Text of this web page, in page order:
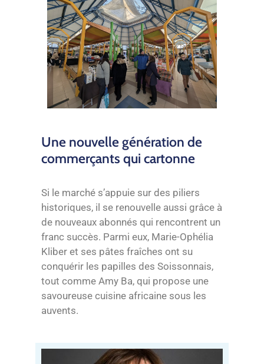
Une nouvelle génération de
commerçants qui cartonne
Si le marché s’appuie sur des piliers
historiques, il se renouvelle aussi grâce à
de nouveaux abonnés qui rencontrent un
franc succès. Parmi eux, Marie-Ophélia
Kliber et ses pâtes fraîches ont su
conquérir les papilles des Soissonnais,
tout comme Amy Ba, qui propose une
savoureuse cuisine africaine sous les
auvents.